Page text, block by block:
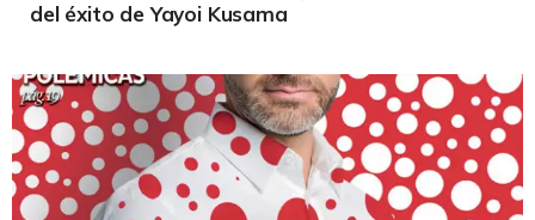
del éxito de Yayoi Kusama